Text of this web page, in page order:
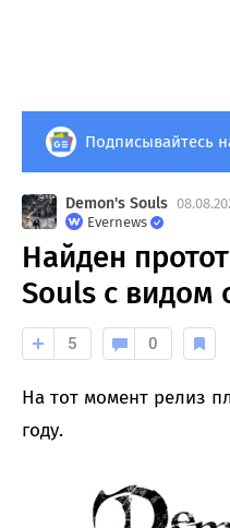
Подписывайтесь
Demon's Souls
Evernews
Найден
Souls с видом
5 0
На тот момент релиз
году.